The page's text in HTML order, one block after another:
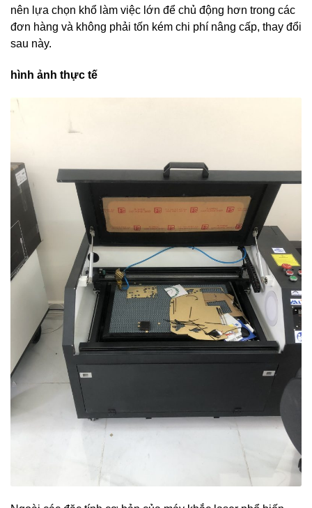
nên lựa chọn khổ làm việc lớn để chủ động hơn trong các
đơn hàng và không phải tốn kém chi phí nâng cấp, thay đổi
sau này.
hình ảnh thực tế